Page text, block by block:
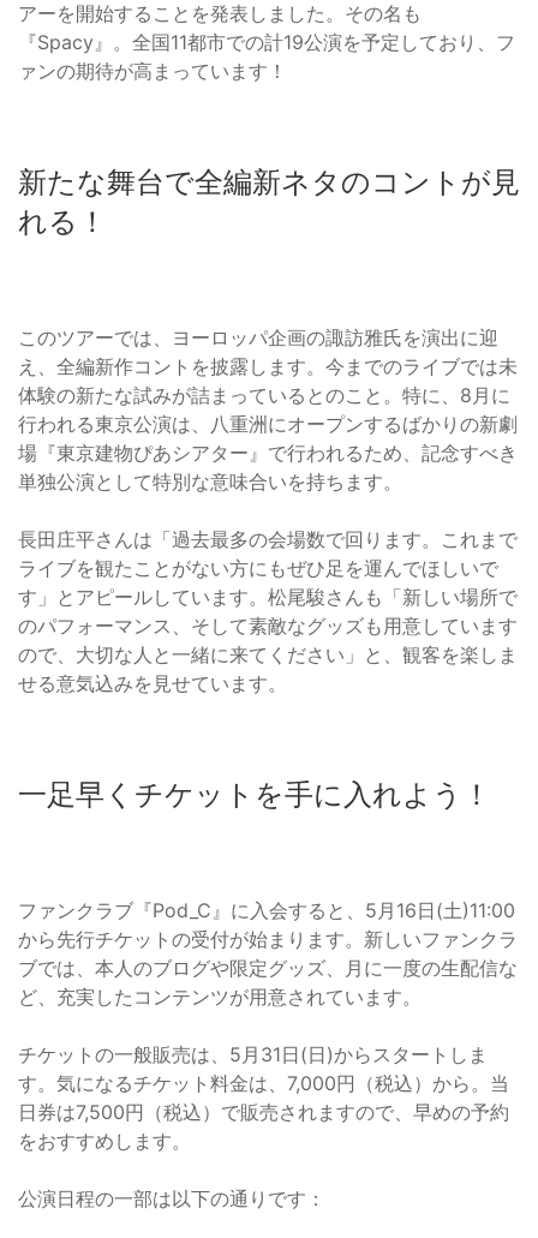
アーを開始することを発表しました。その名も
『Spacy』。全国11都市での計19公演を予定しており、フ
ァンの期待が高まっています！
新たな舞台で全編新ネタのコントが見
れる！
このツアーでは、ヨーロッパ企画の諏訪雅氏を演出に迎
え、全編新作コントを披露します。今までのライブでは未
体験の新たな試みが詰まっているとのこと。特に、8月に
行われる東京公演は、八重洲にオープンするばかりの新劇
場『東京建物ぴあシアター』で行われるため、記念すべき
単独公演として特別な意味合いを持ちます。
長田庄平さんは「過去最多の会場数で回ります。これまで
ライブを観たことがない方にもぜひ足を運んでほしいで
す」とアピールしています。松尾駿さんも「新しい場所で
のパフォーマンス、そして素敵なグッズも用意しています
ので、大切な人と一緒に来てください」と、観客を楽しま
せる意気込みを見せています。
一足早くチケットを手に入れよう！
ファンクラブ『Pod_C』に入会すると、5月16日(土)11:00
から先行チケットの受付が始まります。新しいファンクラ
ブでは、本人のブログや限定グッズ、月に一度の生配信な
ど、充実したコンテンツが用意されています。
チケットの一般販売は、5月31日(日)からスタートしま
す。気になるチケット料金は、7,000円（税込）から。当
日券は7,500円（税込）で販売されますので、早めの予約
をおすすめします。
公演日程の一部は以下の通りです：